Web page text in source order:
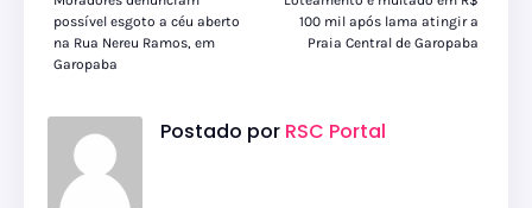
100 mil após lama atingir a
Praia Central de Garopaba
possível esgoto a céu aberto
na Rua Nereu Ramos, em
Garopaba
Postado por RSC Portal